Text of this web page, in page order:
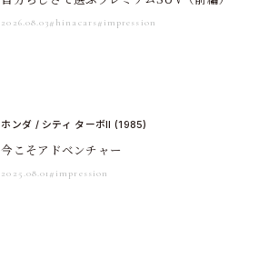
2026.08.03#hinacars#impression
ホンダ / シティ ターボII (1985)
今こそアドベンチャー
2025.08.01 #impression